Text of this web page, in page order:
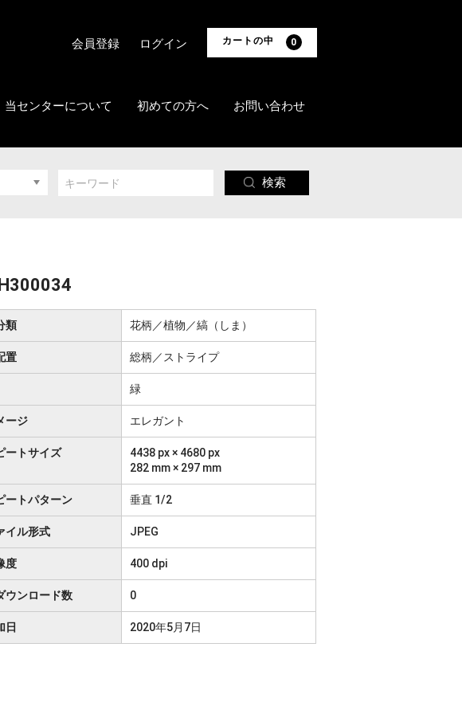
当センターについて 初めての方へ お問い合わせ
カートの中 0
会員登録 ログイン
検索
類 花柄／植物／縞（しま）
置 総柄／ストライプ
緑
ージ エレガント
ートサイズ
4438 px × 4680 px
282 mm × 297 mm
ートパターン 垂直 1/2
イル形式 JPEG
度 400 dpi
ウンロード数 0
日 2020年5月7日